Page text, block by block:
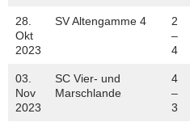
28.
Okt
2023
SV Altengamme 4
2
–
4
03.
Nov
2023
SC Vier- und
Marschlande
4
–
3